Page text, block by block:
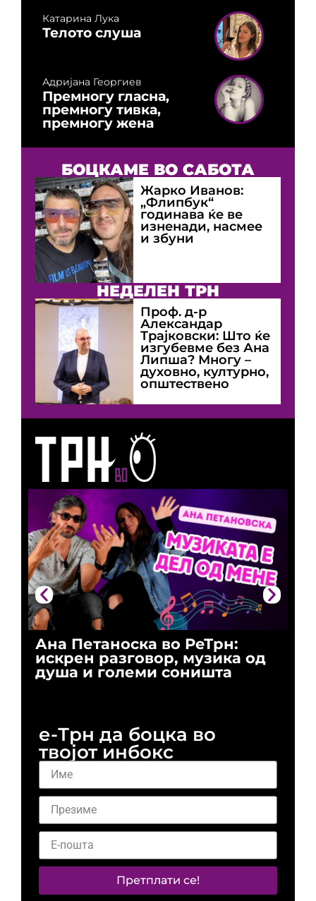
Ана Петаноска во РеТрн:
искрен разговор, музика од
душа и големи соништа
Катарина Лука
Телото слуша
Адријана Георгиев
Премногу гласна,
премногу тивка,
премногу жена
БОЦКАМЕ ВО САБОТА
Жарко Иванов:
„Флипбук“
годинава ќе ве
изненади, насмее
и збуни
НЕДЕЛЕН ТРН
Проф. д-р
Александар
Трајковски: Што ќе
изгубевме без Ана
Липша? Многу –
духовно, културно,
општествено
е-Трн да боцка во
твојот инбокс
Претплати се!